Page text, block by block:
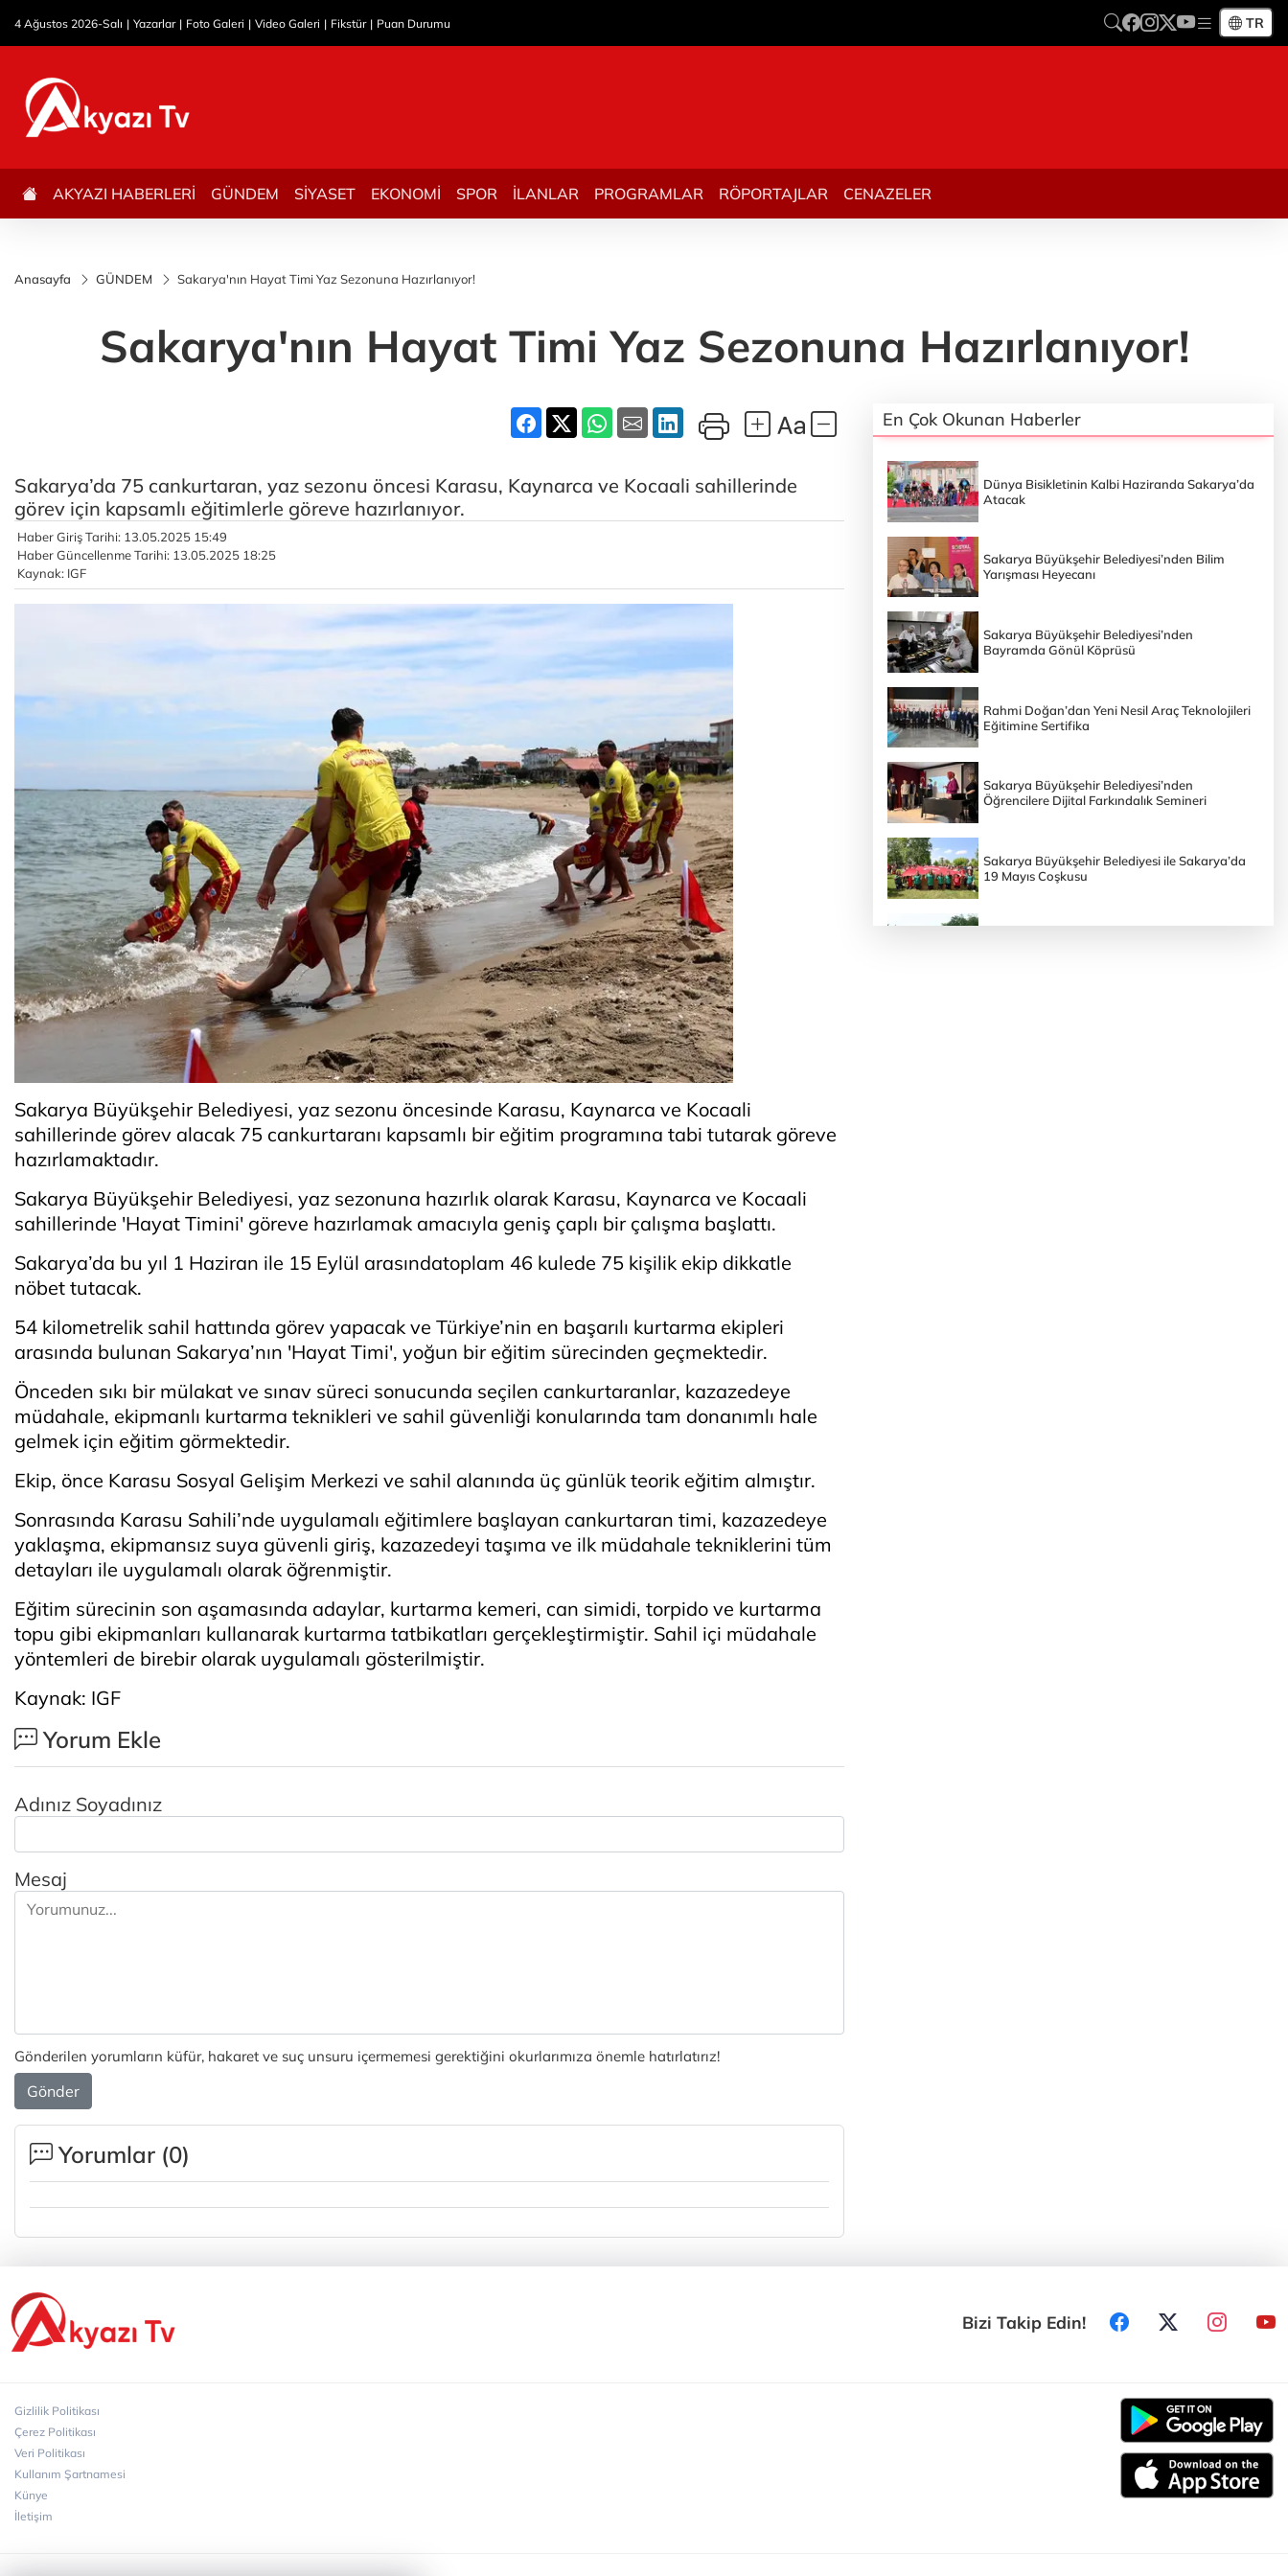
4 Ağustos 2026-Salı Yazarlar Foto Galeri Video Galeri Fikstür Puan Durumu TR
AKYAZI HABERLERİ GÜNDEM SİYASET EKONOMİ SPOR İLANLAR PROGRAMLAR RÖPORTAJLAR CENAZELER
Anasayfa GÜNDEM Sakarya'nın Hayat Timi Yaz Sezonuna Hazırlanıyor!
Sakarya'nın Hayat Timi Yaz Sezonuna Hazırlanıyor!
Sakarya’da 75 cankurtaran, yaz sezonu öncesi Karasu, Kaynarca ve Kocaali sahillerinde
görev için kapsamlı eğitimlerle göreve hazırlanıyor.
Haber Giriş Tarihi: 13.05.2025 15:49
Haber Güncellenme Tarihi: 13.05.2025 18:25
Kaynak: IGF
Sakarya Büyükşehir Belediyesi, yaz sezonu öncesinde Karasu, Kaynarca ve Kocaali
sahillerinde görev alacak 75 cankurtaranı kapsamlı bir eğitim programına tabi tutarak göreve
hazırlamaktadır.
Sakarya Büyükşehir Belediyesi, yaz sezonuna hazırlık olarak Karasu, Kaynarca ve Kocaali
sahillerinde 'Hayat Timini' göreve hazırlamak amacıyla geniş çaplı bir çalışma başlattı.
Sakarya’da bu yıl 1 Haziran ile 15 Eylül arasındatoplam 46 kulede 75 kişilik ekip dikkatle
nöbet tutacak.
54 kilometrelik sahil hattında görev yapacak ve Türkiye’nin en başarılı kurtarma ekipleri
arasında bulunan Sakarya’nın 'Hayat Timi', yoğun bir eğitim sürecinden geçmektedir.
Önceden sıkı bir mülakat ve sınav süreci sonucunda seçilen cankurtaranlar, kazazedeye
müdahale, ekipmanlı kurtarma teknikleri ve sahil güvenliği konularında tam donanımlı hale
gelmek için eğitim görmektedir.
Ekip, önce Karasu Sosyal Gelişim Merkezi ve sahil alanında üç günlük teorik eğitim almıştır.
Sonrasında Karasu Sahili’nde uygulamalı eğitimlere başlayan cankurtaran timi, kazazedeye
yaklaşma, ekipmansız suya güvenli giriş, kazazedeyi taşıma ve ilk müdahale tekniklerini tüm
detayları ile uygulamalı olarak öğrenmiştir.
Eğitim sürecinin son aşamasında adaylar, kurtarma kemeri, can simidi, torpido ve kurtarma
topu gibi ekipmanları kullanarak kurtarma tatbikatları gerçekleştirmiştir. Sahil içi müdahale
yöntemleri de birebir olarak uygulamalı gösterilmiştir.
Kaynak: IGF
Yorum Ekle
Adınız Soyadınız
Mesaj
Gönderilen yorumların küfür, hakaret ve suç unsuru içermemesi gerektiğini okurlarımıza önemle hatırlatırız!
Gönder
Yorumlar (0)
En Çok Okunan Haberler
Dünya Bisikletinin Kalbi Haziranda Sakarya’da
Atacak
Sakarya Büyükşehir Belediyesi’nden Bilim
Yarışması Heyecanı
Sakarya Büyükşehir Belediyesi’nden
Bayramda Gönül Köprüsü
Rahmi Doğan’dan Yeni Nesil Araç Teknolojileri
Eğitimine Sertifika
Sakarya Büyükşehir Belediyesi’nden
Öğrencilere Dijital Farkındalık Semineri
Sakarya Büyükşehir Belediyesi ile Sakarya’da
19 Mayıs Coşkusu
Bizi Takip Edin!
Gizlilik Politikası
Çerez Politikası
Veri Politikası
Kullanım Şartnamesi
Künye
İletişim